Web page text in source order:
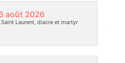
août 2026
Laurent, diacre et martyr